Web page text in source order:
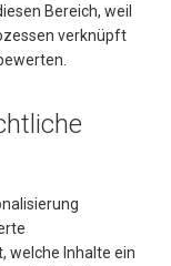
Bereich, weil
verknüpft
welche Inhalte ein